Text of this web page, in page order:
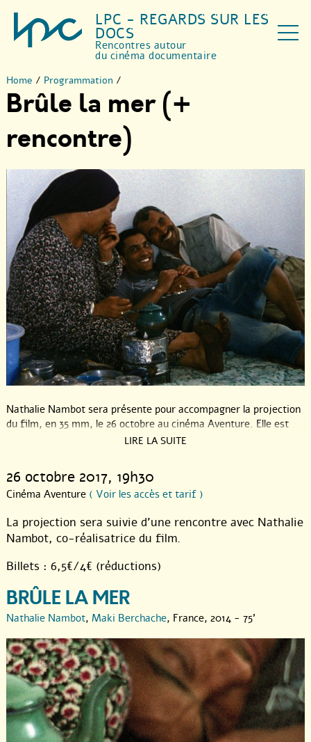
LPC - REGARDS SUR LES
DOCS
Rencontres autour
du cinéma documentaire
Home / Programmation /
Brûle la mer (+
rencontre)
Nathalie Nambot sera présente pour accompagner la projection
du film, en 35 mm, le 26 octobre au cinéma Aventure. Elle est
co-réalisatrice de "Brûle la mer" avec Maki Berchache, qui en
au sein de l’Abominable, laboratoire cinématographique parisien
partagé dans lequel Nathalie est impliquée.
confusion sera également présente pour échanger autour du
film.
LIRE LA SUITE
26 octobre 2017, 19h30
Cinéma Aventure ( Voir les accès et tarif )
La projection sera suivie d’une rencontre avec Nathalie
Nambot, co-réalisatrice du film.
Billets : 6,5€/4€ (réductions)
BRÛLE LA MER
Nathalie Nambot, Maki Berchache, France, 2014 - 75'